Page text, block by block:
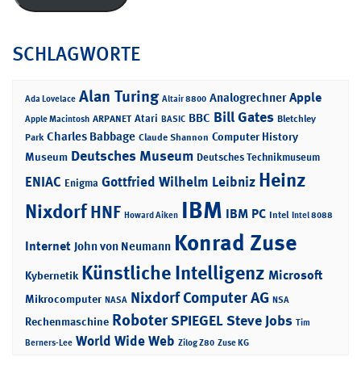
SCHLAGWORTE
Ada Lovelace Alan Turing Altair 8800 Analogrechner Apple
Apple Macintosh ARPANET Atari BASIC BBC Bill Gates Bletchley
Park Charles Babbage Claude Shannon Computer History
Museum Deutsches Museum Deutsches Technikmuseum
ENIAC Enigma Gottfried Wilhelm Leibniz Heinz
NixdorfHNF Howard Aiken IBM IBM PC Intel Intel 8088
Internet John von Neumann Konrad Zuse
Kybernetik Künstliche Intelligenz Microsoft
Mikrocomputer NASA Nixdorf Computer AG NSA
Rechenmaschine RoboterSPIEGELSteve Jobs Tim
Berners-Lee World Wide Web Zilog Z80 Zuse KG